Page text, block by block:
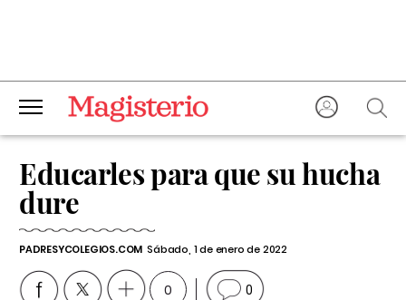
Educarles para que su hucha
dure
PADRESYCOLEGIOS.COM Sábado, 1 de enero de 2022
0 0